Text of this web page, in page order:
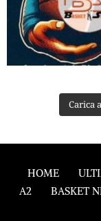
Carica
HOME
A2
BASKET